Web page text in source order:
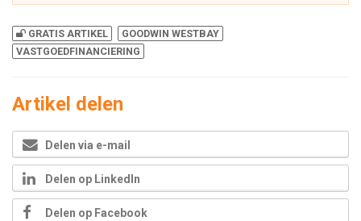
GRATIS ARTIKEL
GOODWIN WESTBAY
VASTGOEDFINANCIERING
Artikel delen
Delen via e-mail
Delen op LinkedIn
Delen op Facebook